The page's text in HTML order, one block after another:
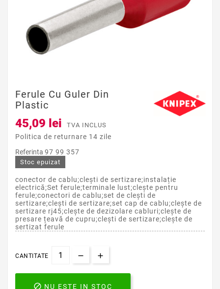
Ferule Cu Guler Din
Plastic
45,09 lei TVA INCLUS
Politica de returnare 14 zile
Referinta 97 99 357
Stoc epuizat
conector de cablu;clești de sertizare;instalație
electrică;Set ferule;terminale lust;clește pentru
ferule;conectori de cablu;set de clești de
sertizare;clești de sertizare;set cap de cablu;clește de
sertizare rj45;clește de dezizolare cabluri;clește de
presare țeavă de cupru;clești de sertizare;clește de
sertizat ferule
CANTITATE
 NU ESTE IN STOC